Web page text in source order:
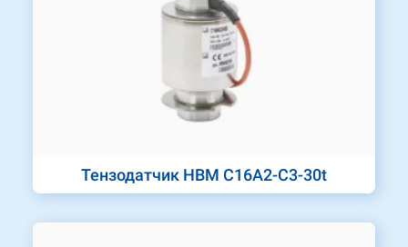
Тензодатчик HBM C16A2-C3-30t